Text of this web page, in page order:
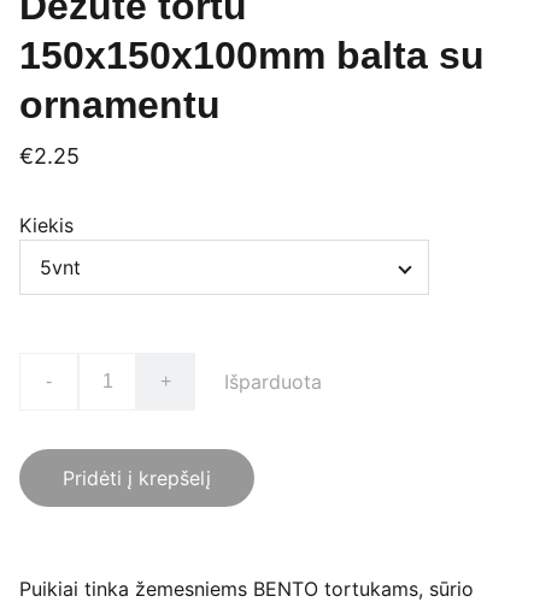
150x150x100mm balta su
ornamentu
€2.25
Kiekis
- + Išparduota
Pridėti į krepšelį
Puikiai tinka žemesniems BENTO tortukams, sūrio